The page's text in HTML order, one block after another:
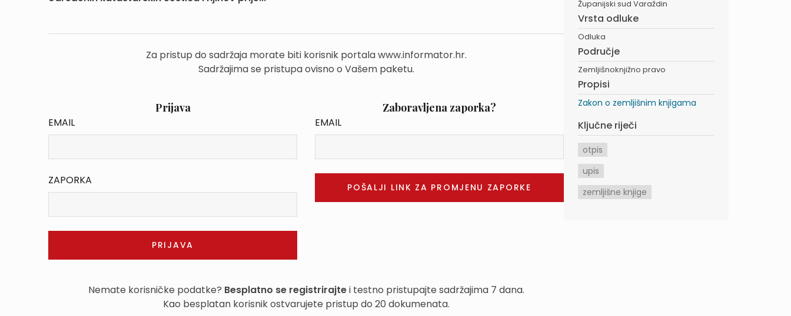
Za pristup do sadržaja morate biti korisnik portala www.informator.hr.
Sadržajima se pristupa ovisno o Vašem paketu.
Prijava
EMAIL
ZAPORKA
Zaboravljena zaporka?
EMAIL
Nemate korisničke podatke? Besplatno se registrirajtei testno pristupajte sadržajima 7 dana.
Kao besplatan korisnik ostvarujete pristup do 20 dokumenata.
Županijski sud Varaždin
Vrsta odluke
Odluka
Područje
Zemljišnoknjižno pravo
Propisi
Zakon o zemljišnim knjigama
Ključne riječi
otpis
upis
zemljišne knjige